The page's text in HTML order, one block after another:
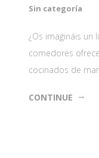
Sin categoría
¿Os imagináis un
comedores
cocinados de
CONTINUE